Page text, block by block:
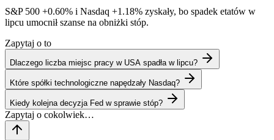
S&P 500 +0.60% i Nasdaq +1.18% zyskały, bo spadek etatów w
lipcu umocnił szanse na obniżki stóp.
Zapytaj o to
Dlaczego liczba miejsc pracy w USA spadła w lipcu?
Które spółki technologiczne napędzały Nasdaq?
Kiedy kolejna decyzja Fed w sprawie stóp?